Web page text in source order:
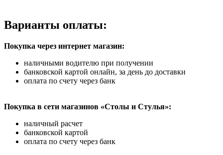
Варианты оплаты:
Покупка через интернет магазин:
наличными водителю при получении
банковской картой онлайн, за день до доставки
оплата по счету через банк
Покупка в сети магазинов «Столы и Стулья»:
наличный расчет
банковской картой
оплата по счету через банк